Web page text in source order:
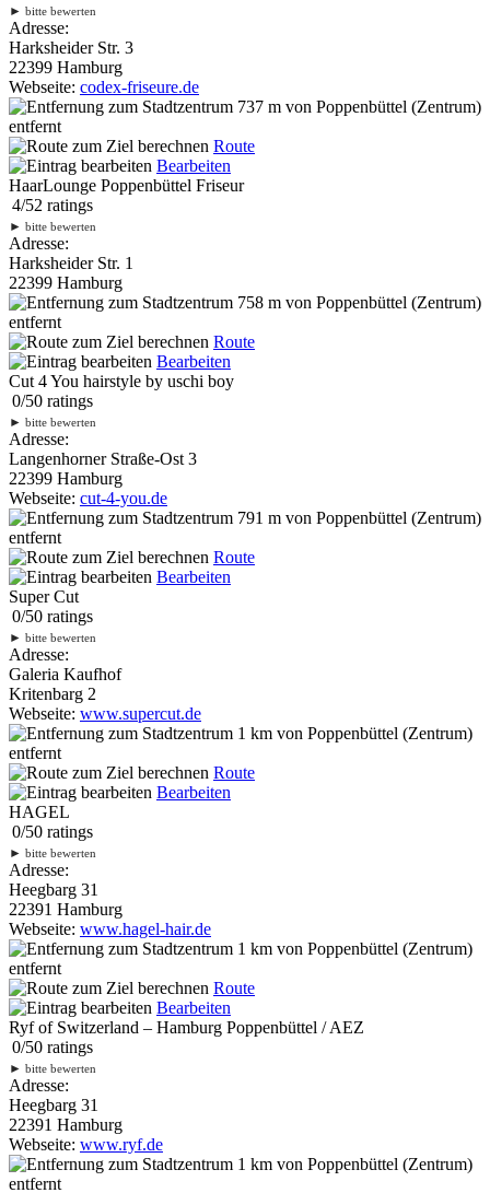
► bitte bewerten
Adresse:
Harksheider Str. 3
22399 Hamburg
Webseite: codex-friseure.de
737 m von Poppenbüttel (Zentrum)
entfernt
Route
Bearbeiten
HaarLounge Poppenbüttel Friseur
4/52 ratings
► bitte bewerten
Adresse:
Harksheider Str. 1
22399 Hamburg
758 m von Poppenbüttel (Zentrum)
entfernt
Route
Bearbeiten
Cut 4 You hairstyle by uschi boy
0/50 ratings
► bitte bewerten
Adresse:
Langenhorner Straße-Ost 3
22399 Hamburg
Webseite: cut-4-you.de
791 m von Poppenbüttel (Zentrum)
entfernt
Route
Bearbeiten
Super Cut
0/50 ratings
► bitte bewerten
Adresse:
Galeria Kaufhof
Kritenbarg 2
Webseite: www.supercut.de
1 km von Poppenbüttel (Zentrum)
entfernt
Route
Bearbeiten
HAGEL
0/50 ratings
► bitte bewerten
Adresse:
Heegbarg 31
22391 Hamburg
Webseite: www.hagel-hair.de
1 km von Poppenbüttel (Zentrum)
entfernt
Route
Bearbeiten
Ryf of Switzerland – Hamburg Poppenbüttel / AEZ
0/50 ratings
► bitte bewerten
Adresse:
Heegbarg 31
22391 Hamburg
Webseite: www.ryf.de
1 km von Poppenbüttel (Zentrum)
entfernt